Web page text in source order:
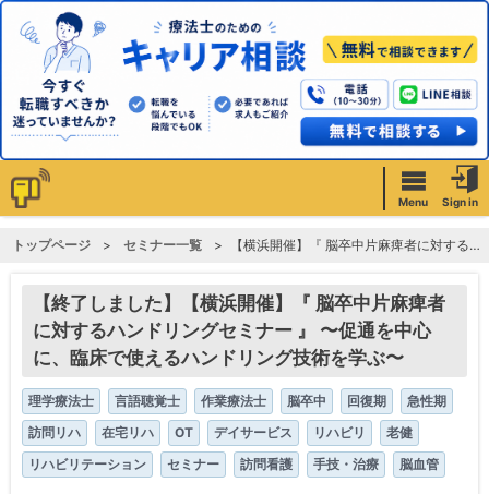
Menu Sign in
トップページ セミナー一覧 【横浜開催】『 脳卒中片麻痺者に対するハンドリングセミナー 』 〜促通を中心に、臨床で使えるハンドリング技術を学ぶ〜
【終了しました】【横浜開催】『 脳卒中片麻痺者
に対するハンドリングセミナー 』 〜促通を中心
に、臨床で使えるハンドリング技術を学ぶ〜
理学療法士 言語聴覚士 作業療法士 脳卒中 回復期
急性期
訪問リハ
在宅リハ OT デイサービス リハビリ
老健
リハビリテーション
セミナー 訪問看護 手技・治療 脳血管